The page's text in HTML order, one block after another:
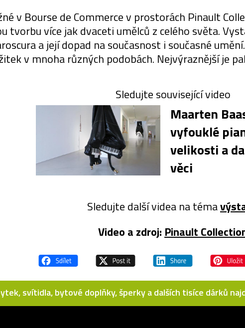
v Bourse de Commerce v prostorách Pinault
tvorbu více jak dvaceti umělců z celého světa.
a její dopad na současnost i současné
v mnoha různých podobách. Nejvýraznější je
Sledujte související video
Maarten
vyfouklé
velikosti a
věci
Sledujte další videa na téma
Video a zdroj: Pinault
svítidla, bytové doplňky, šperky a dalších tisíce dárků